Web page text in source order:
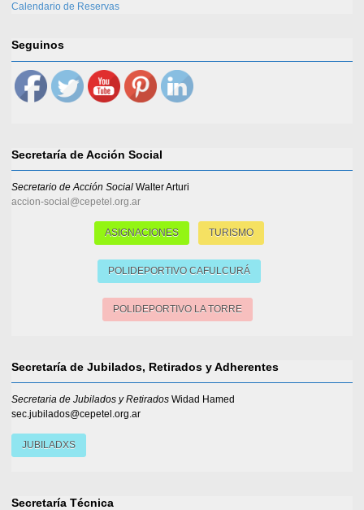
Calendario de Reservas
Seguinos
Secretaría de Acción Social
Secretario de Acción Social Walter Arturi
accion-social@cepetel.org.ar
ASIGNACIONES TURISMO
POLIDEPORTIVO CAFULCURÁ
POLIDEPORTIVO LA TORRE
Secretaría de Jubilados, Retirados y Adherentes
Secretaria de Jubilados y Retirados Widad Hamed
sec.jubilados@cepetel.org.ar
JUBILADXS
Secretaría Técnica